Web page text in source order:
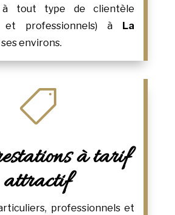
à tout type de clientèle
et professionnels) à La
environs.

à tarif
attractif
professionnels et